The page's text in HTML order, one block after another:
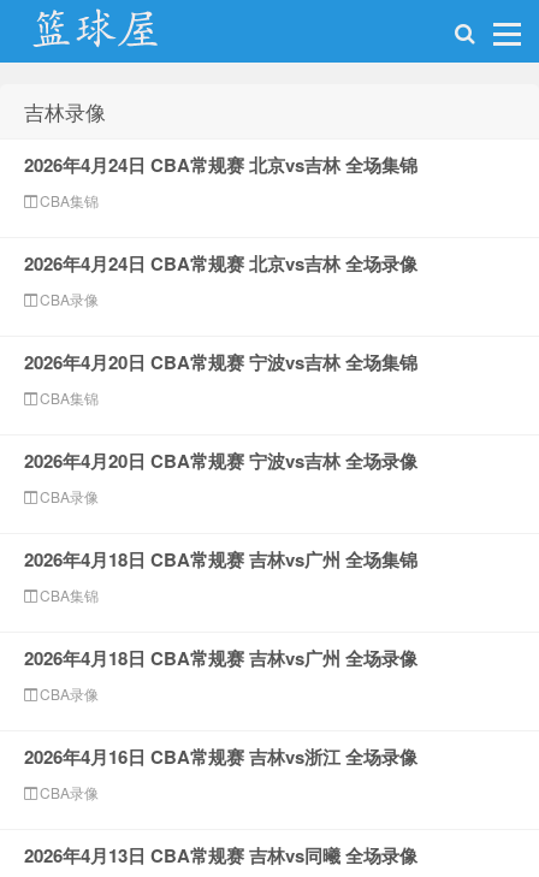
吉林录像
2026年4月24日 CBA常规赛 北京vs吉林 全场集锦
CBA集锦
2026年4月24日 CBA常规赛 北京vs吉林 全场录像
CBA录像
2026年4月20日 CBA常规赛 宁波vs吉林 全场集锦
CBA集锦
2026年4月20日 CBA常规赛 宁波vs吉林 全场录像
CBA录像
2026年4月18日 CBA常规赛 吉林vs广州 全场集锦
CBA集锦
2026年4月18日 CBA常规赛 吉林vs广州 全场录像
CBA录像
2026年4月16日 CBA常规赛 吉林vs浙江 全场录像
CBA录像
2026年4月13日 CBA常规赛 吉林vs同曦 全场录像